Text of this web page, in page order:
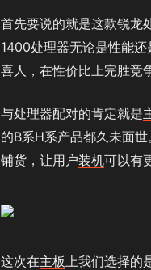
首先要说的就是这款锐龙
1400处理器无论是性能
喜人，在性价比上完胜竞
与处理器配对的肯定就是
的B系H系产品都久未面世
铺货，让用户装机可以有
这次在主板上我们选择的